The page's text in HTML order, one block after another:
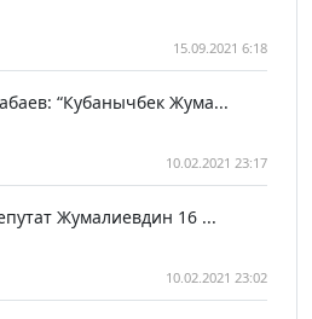
15.09.2021 6:18
“Кубанычбек Жума...
10.02.2021 23:17
Жумалиевдин 16 ...
10.02.2021 23:02